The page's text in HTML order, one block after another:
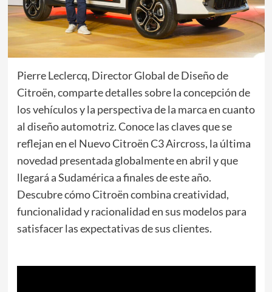
Pierre Leclercq, Director Global de Diseño de
Citroën, comparte detalles sobre la concepción de
los vehículos y la perspectiva de la marca en cuanto
al diseño automotriz. Conoce las claves que se
reflejan en el Nuevo Citroën C3 Aircross, la última
novedad presentada globalmente en abril y que
llegará a Sudamérica a finales de este año.
Descubre cómo Citroën combina creatividad,
funcionalidad y racionalidad en sus modelos para
satisfacer las expectativas de sus clientes.